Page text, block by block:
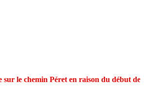
le chemin Péret en raison du début